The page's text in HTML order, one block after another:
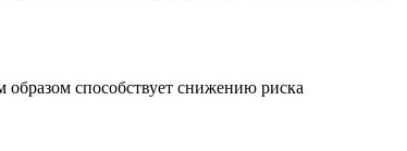
способствует снижению риска